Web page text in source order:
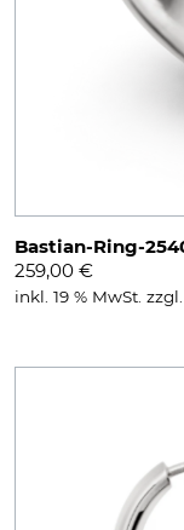
Bastian-Ring-
259,00 €
inkl. 19 % MwSt. zzgl.